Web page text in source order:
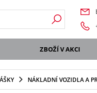
ZBOŽÍ V AKCI
NÁKLADNÍ VOZIDLA A